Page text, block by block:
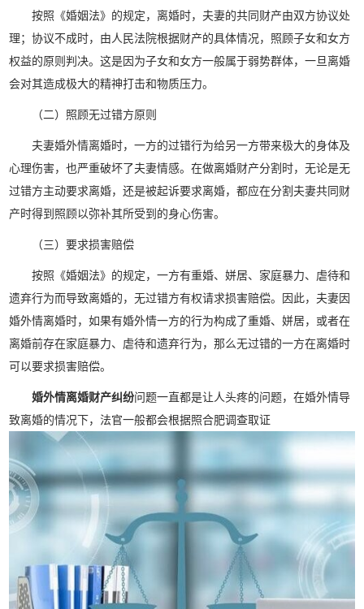
按照《婚姻法》的规定，离婚时，夫妻的共同财产由双方协议处
理；协议不成时，由人民法院根据财产的具体情况，照顾子女和女方
权益的原则判决。这是因为子女和女方一般属于弱势群体，一旦离婚
会对其造成极大的精神打击和物质压力。
（二）照顾无过错方原则
夫妻婚外情离婚时，一方的过错行为给另一方带来极大的身体及
心理伤害，也严重破坏了夫妻情感。在做离婚财产分割时，无论是无
过错方主动要求离婚，还是被起诉要求离婚，都应在分割夫妻共同财
产时得到照顾以弥补其所受到的身心伤害。
（三）要求损害赔偿
按照《婚姻法》的规定，一方有重婚、姘居、家庭暴力、虐待和
遗弃行为而导致离婚的，无过错方有权请求损害赔偿。因此，夫妻因
婚外情离婚时，如果有婚外情一方的行为构成了重婚、姘居，或者在
离婚前存在家庭暴力、虐待和遗弃行为，那么无过错的一方在离婚时
可以要求损害赔偿。
婚外情离婚财产纠纷问题一直都是让人头疼的问题，在婚外情导
致离婚的情况下，法官一般都会根据照合肥调查取证